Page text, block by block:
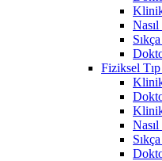
Fiziksel